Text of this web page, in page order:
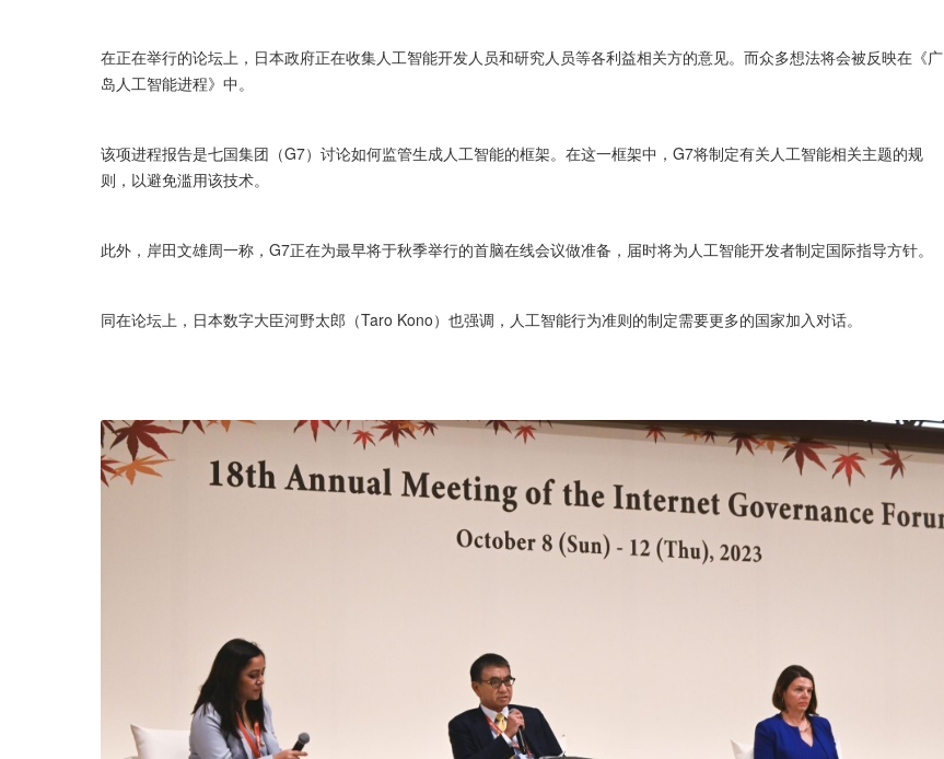
在正在举行的论坛上，日本政府正在收集人工智能开发人员和研究人员等各利益相关方的意见。而众多想法将会被反映在《广
岛人工智能进程》中。
该项进程报告是七国集团（G7）讨论如何监管生成人工智能的框架。在这一框架中，G7将制定有关人工智能相关主题的规
则，以避免滥用该技术。
此外，岸田文雄周一称，G7正在为最早将于秋季举行的首脑在线会议做准备，届时将为人工智能开发者制定国际指导方针。
同在论坛上，日本数字大臣河野太郎（Taro Kono）也强调，人工智能行为准则的制定需要更多的国家加入对话。